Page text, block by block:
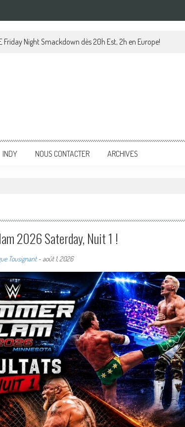
Friday Night Smackdown dès 20h Est, 2h en Europe!
INDY NOUS CONTACTER ARCHIVES
2026 Saterday, Nuit 1 !
Tousignant- août 1, 2026